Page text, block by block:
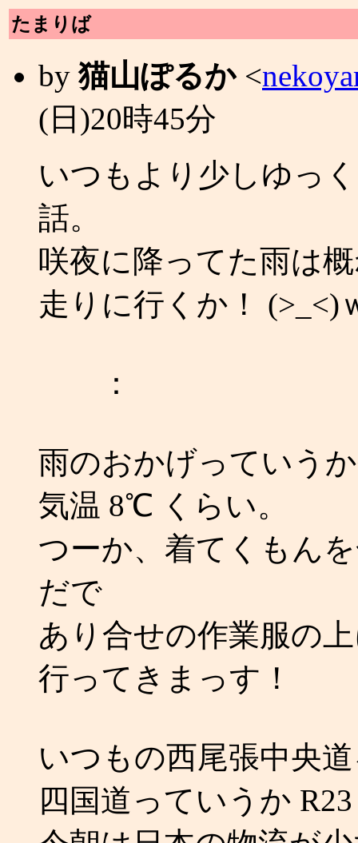
たまりば
by猫山ぽるか<
(日)20時45分
いつもより少しゆっ
話。
咲夜に降ってた雨は
走りに行くか！ (>_<)
：
雨のおかげっていう
気温 8℃ くらい。
つーか、着てくもん
だで
あり合せの作業服の
行ってきまっす！
いつもの西尾張中央
四国道っていうか